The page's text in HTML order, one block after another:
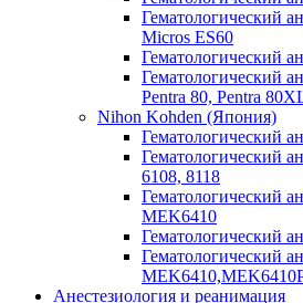
Гематологический
Micros ES60
Гематологический
Гематологический
Pentra 80, Pentra
Nihon Kohden (Япония)
Гематологический
Гематологический
6108, 8118
Гематологический
MEK6410
Гематологический
Гематологический
Анестезиология и реанимация